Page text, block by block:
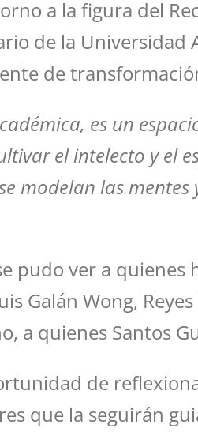
a la figura del
de la
de
es un
el intelecto y el
modelan las
pudo ver a quienes
Galán Wong,
a quienes Santos
de
que la seguirán